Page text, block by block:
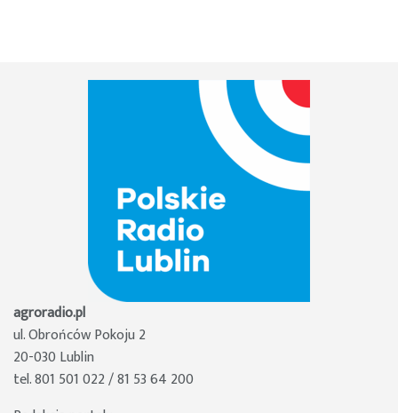
agroradio.pl
ul. Obrońców Pokoju 2
20-030 Lublin
tel. 801 501 022 / 81 53 64 200